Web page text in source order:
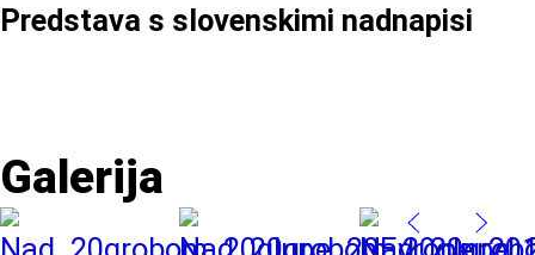
Predstava s slovenskimi nadnapisi
Galerija